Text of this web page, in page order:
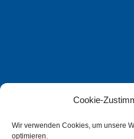
Cookie-
Wir verwenden Cookies, um unsere
optimieren.